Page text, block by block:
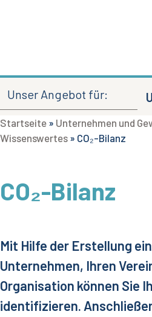
Unser Angebot für:
Startseite » Unternehmen und
Wissenswertes » CO₂-Bilanz
CO₂-Bilanz
Mit Hilfe der Erstellung
Unternehmen, Ihren
Organisation können Sie
identifizieren.